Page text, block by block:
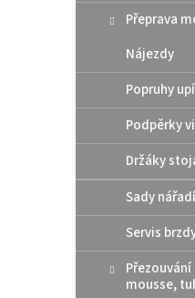
Přeprava
Nájezdy
Popruhy
Podpěrky
Držáky
Sady nářadí
Servis
mousse,